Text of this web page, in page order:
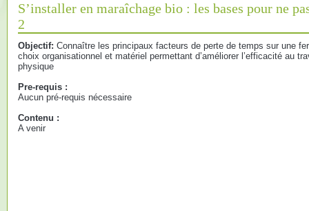
S’installer en maraîchage bio : les bases pour ne
2
Objectif: Connaître les principaux facteurs de perte de temps sur une
choix organisationnel et matériel permettant d’améliorer l’efficacité au
physique
Pre-requis :
Aucun pré-requis nécessaire
Contenu :
A venir